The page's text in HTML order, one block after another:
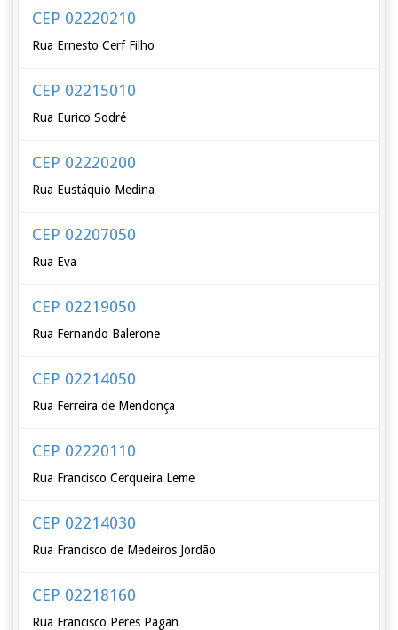
CEP 02220210
Rua Ernesto Cerf Filho
CEP 02215010
Rua Eurico Sodré
CEP 02220200
Rua Eustáquio Medina
CEP 02207050
Rua Eva
CEP 02219050
Rua Fernando Balerone
CEP 02214050
Rua Ferreira de Mendonça
CEP 02220110
Rua Francisco Cerqueira Leme
CEP 02214030
Rua Francisco de Medeiros Jordão
CEP 02218160
Rua Francisco Peres Pagan